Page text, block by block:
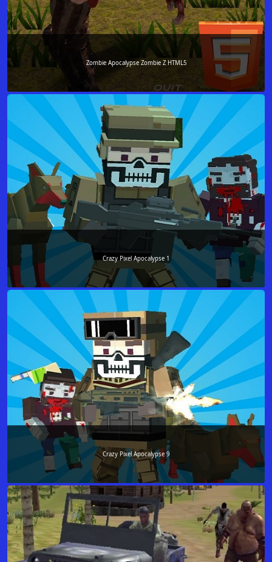
Zombie Apocalypse Zombie Z HTML5
Crazy Pixel Apocalypse 1
Crazy Pixel Apocalypse 9